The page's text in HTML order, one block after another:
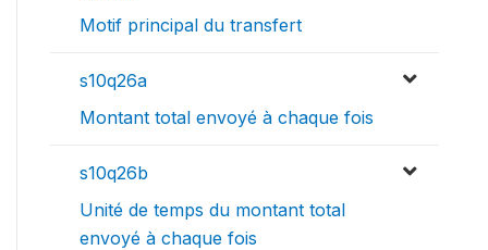
Motif principal du transfert
s10q26a
Montant total envoyé à chaque fois
s10q26b
Unité de temps du montant total
envoyé à chaque fois